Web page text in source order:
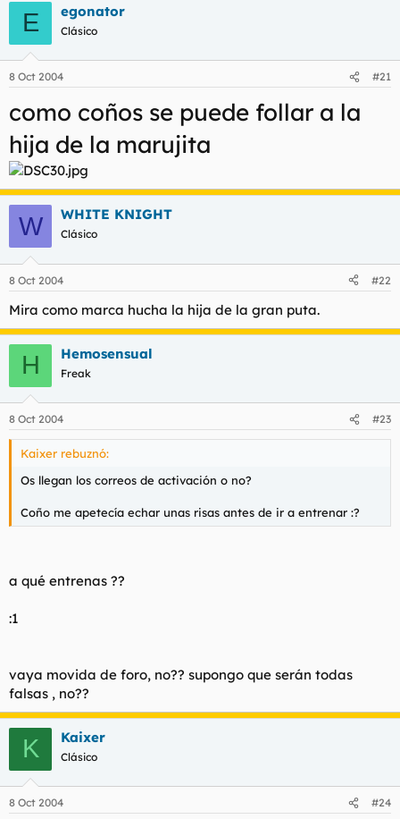
E egonator
Clásico
8 Oct 2004 #21
como coños se puede follar a la
hija de la marujita
W WHITE KNIGHT
Clásico
8 Oct 2004 #22
Mira como marca hucha la hija de la gran puta.
H Hemosensual
Freak
8 Oct 2004 #23
Kaixer rebuznó:
Os llegan los correos de activación o no?
Coño me apetecía echar unas risas antes de ir a entrenar :?
a qué entrenas ??
:1
vaya movida de foro, no?? supongo que serán todas
falsas , no??
K Kaixer
Clásico
8 Oct 2004 #24